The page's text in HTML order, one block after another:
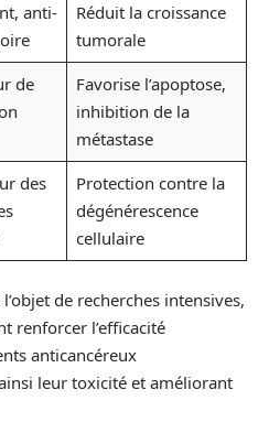
anti-
Réduit la croissance
tumorale
de
Favorise l’apoptose,
inhibition de la
métastase
des
Protection contre la
dégénérescence
cellulaire
de recherches intensives,
renforcer l’efficacité
anticancéreux
leur toxicité et améliorant